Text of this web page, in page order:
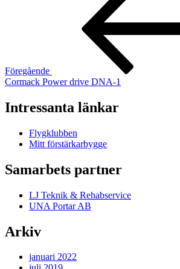
Föregående
Cormack Power drive DNA-1
Intressanta länkar
Flygklubben
Mitt förstärkarbygge
Samarbets partner
LJ Teknik & Rehabservice
UNA Portar AB
Arkiv
januari 2022